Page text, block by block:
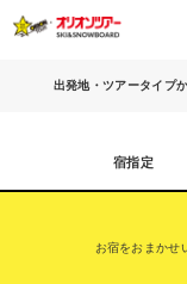
出発地・ツアータイプ
宿指定
お宿をおまかせ